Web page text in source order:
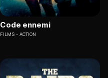
Code ennemi
FILMS ACTION